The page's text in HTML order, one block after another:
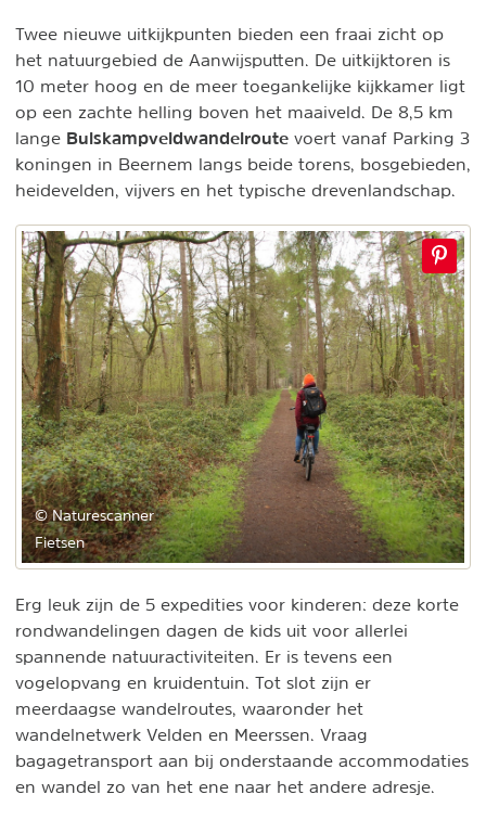
Twee nieuwe uitkijkpunten bieden een fraai zicht op
het natuurgebied de Aanwijsputten. De uitkijktoren is
10 meter hoog en de meer toegankelijke kijkkamer ligt
op een zachte helling boven het maaiveld. De 8,5 km
lange Bulskampveldwandelroute voert vanaf Parking 3
koningen in Beernem langs beide torens, bosgebieden,
heidevelden, vijvers en het typische drevenlandschap.
© Naturescanner
Fietsen
Erg leuk zijn de 5 expedities voor kinderen: deze korte
rondwandelingen dagen de kids uit voor allerlei
spannende natuuractiviteiten. Er is tevens een
vogelopvang en kruidentuin. Tot slot zijn er
meerdaagse wandelroutes, waaronder het
wandelnetwerk Velden en Meerssen. Vraag
bagagetransport aan bij onderstaande accommodaties
en wandel zo van het ene naar het andere adresje.